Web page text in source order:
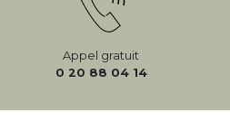
Appel gratuit
0 20 88 04 14